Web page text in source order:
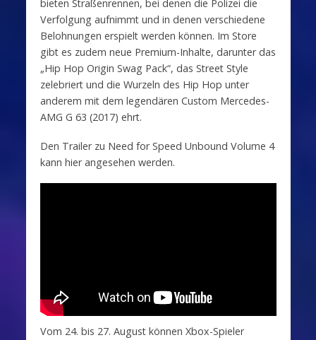
bieten Straßenrennen, bei denen die Polizei die
Verfolgung aufnimmt und in denen verschiedene
Belohnungen erspielt werden können. Im Store
gibt es zudem neue Premium-Inhalte, darunter das
„Hip Hop Origin Swag Pack“, das Street Style
zelebriert und die Wurzeln des Hip Hop unter
anderem mit dem legendären Custom Mercedes-
AMG G 63 (2017) ehrt.
Den Trailer zu Need for Speed Unbound Volume 4
kann hier angesehen werden.
Vom 24. bis 27. August können Xbox-Spieler